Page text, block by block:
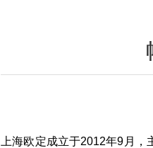
上海欧定成立于2012年9月